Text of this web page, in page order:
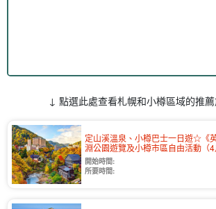
↓ 點選此處查看札幌和小樽區域的推薦
定山溪溫泉、小樽巴士一日遊☆《
淵公園遊覽及小樽市區自由活動（
開始時間:
所要時間: